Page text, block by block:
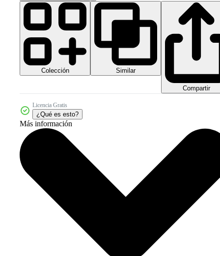
Colección Similar
Compartir
Licencia Gratis
¿Qué es esto?
Más información